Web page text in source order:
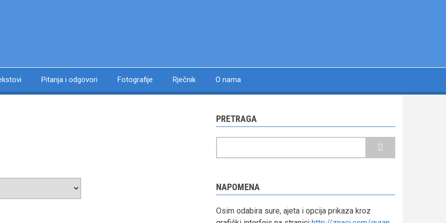
Pitanja i odgovori Fotografije Rječnik O nama
PRETRAGA
NAPOMENA
Osim odabira sure, ajeta i opcija prikaza kroz